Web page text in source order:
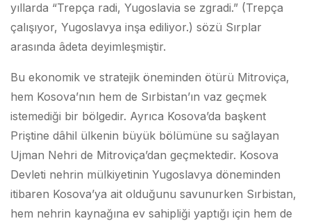
yıllarda “Trepça radi, Yugoslavia se zgradi.” (Trepça
çalışıyor, Yugoslavya inşa ediliyor.) sözü Sırplar
arasında âdeta deyimleşmiştir.
Bu ekonomik ve stratejik öneminden ötürü Mitroviça,
hem Kosova’nın hem de Sırbistan’ın vaz geçmek
istemediği bir bölgedir. Ayrıca Kosova’da başkent
Priştine dâhil ülkenin büyük bölümüne su sağlayan
Ujman Nehri de Mitroviça’dan geçmektedir. Kosova
Devleti nehrin mülkiyetinin Yugoslavya döneminden
itibaren Kosova’ya ait olduğunu savunurken Sırbistan,
hem nehrin kaynağına ev sahipliği yaptığı için hem de